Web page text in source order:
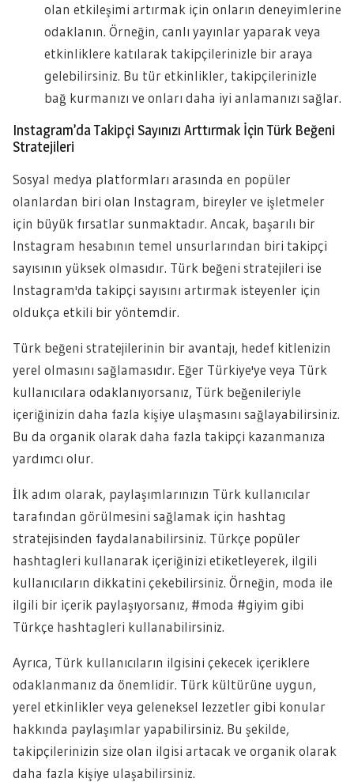
olan etkileşimi artırmak için onların deneyimlerine
odaklanın. Örneğin, canlı yayınlar yaparak veya
etkinliklere katılarak takipçilerinizle bir araya
gelebilirsiniz. Bu tür etkinlikler, takipçilerinizle
bağ kurmanızı ve onları daha iyi anlamanızı sağlar.
Instagram’da Takipçi Sayınızı Arttırmak İçin Türk Beğeni
Stratejileri
Sosyal medya platformları arasında en popüler
olanlardan biri olan Instagram, bireyler ve işletmeler
için büyük fırsatlar sunmaktadır. Ancak, başarılı bir
Instagram hesabının temel unsurlarından biri takipçi
sayısının yüksek olmasıdır. Türk beğeni stratejileri ise
Instagram'da takipçi sayısını artırmak isteyenler için
oldukça etkili bir yöntemdir.
Türk beğeni stratejilerinin bir avantajı, hedef kitlenizin
yerel olmasını sağlamasıdır. Eğer Türkiye'ye veya Türk
kullanıcılara odaklanıyorsanız, Türk beğenileriyle
içeriğinizin daha fazla kişiye ulaşmasını sağlayabilirsiniz.
Bu da organik olarak daha fazla takipçi kazanmanıza
yardımcı olur.
İlk adım olarak, paylaşımlarınızın Türk kullanıcılar
tarafından görülmesini sağlamak için hashtag
stratejisinden faydalanabilirsiniz. Türkçe popüler
hashtagleri kullanarak içeriğinizi etiketleyerek, ilgili
kullanıcıların dikkatini çekebilirsiniz. Örneğin, moda ile
ilgili bir içerik paylaşıyorsanız, #moda #giyim gibi
Türkçe hashtagleri kullanabilirsiniz.
Ayrıca, Türk kullanıcıların ilgisini çekecek içeriklere
odaklanmanız da önemlidir. Türk kültürüne uygun,
yerel etkinlikler veya geleneksel lezzetler gibi konular
hakkında paylaşımlar yapabilirsiniz. Bu şekilde,
takipçilerinizin size olan ilgisi artacak ve organik olarak
daha fazla kişiye ulaşabilirsiniz.